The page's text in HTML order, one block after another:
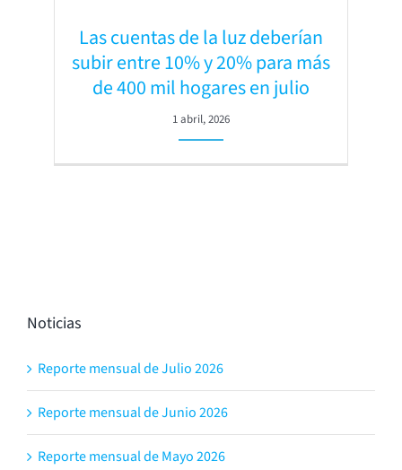
Las cuentas de la luz deberían
subir entre 10% y 20% para más
de 400 mil hogares en julio
1 abril, 2026
Noticias
Reporte mensual de Julio 2026
Reporte mensual de Junio 2026
Reporte mensual de Mayo 2026